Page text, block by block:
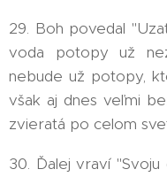
29. Boh povedal
voda potopy už
nebude už potopy,
však aj dnes veľmi
zvieratá po celom
30. Ďalej vraví